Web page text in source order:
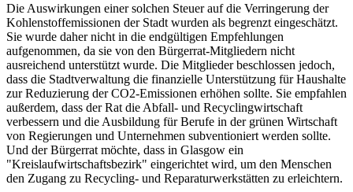
Die Auswirkungen einer solchen Steuer auf die Verringerung der
Kohlenstoffemissionen der Stadt wurden als begrenzt eingeschätzt.
Sie wurde daher nicht in die endgültigen Empfehlungen
aufgenommen, da sie von den Bürgerrat-Mitgliedern nicht
ausreichend unterstützt wurde. Die Mitglieder beschlossen jedoch,
dass die Stadtverwaltung die finanzielle Unterstützung für Haushalte
zur Reduzierung der CO2-Emissionen erhöhen sollte. Sie empfahlen
außerdem, dass der Rat die Abfall- und Recyclingwirtschaft
verbessern und die Ausbildung für Berufe in der grünen Wirtschaft
von Regierungen und Unternehmen subventioniert werden sollte.
Und der Bürgerrat möchte, dass in Glasgow ein
"Kreislaufwirtschaftsbezirk" eingerichtet wird, um den Menschen
den Zugang zu Recycling- und Reparaturwerkstätten zu erleichtern.